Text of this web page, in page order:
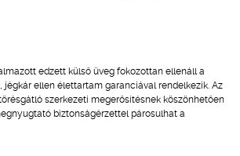
edzett külső üveg fokozottan ellenáll a
jégkár ellen élettartam garanciával rendelkezik. Az
szerkezeti megerősítésnek köszönhetően
biztonságérzettel párosulhat a